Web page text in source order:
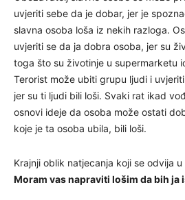
uvjeriti sebe da je dobar, jer je
slavna osoba loša iz nekih razloga.
uvjeriti se da ja dobra osoba, jer su
toga što su životinje u supermarketu
Terorist može ubiti grupu ljudi i
jer su ti ljudi bili loši. Svaki rat ikad
osnovi ideje da osoba može ostati
koje je ta osoba ubila, bili loši.
Krajnji oblik natjecanja koji se odvija
Moram vas napraviti lošim da bih ja